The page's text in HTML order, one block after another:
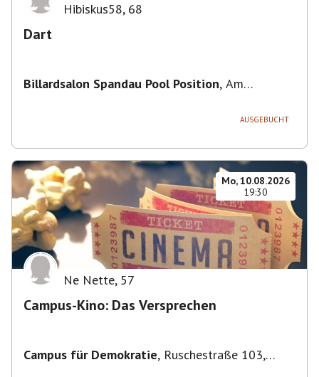
Hibiskus58, 68
Dart
Billardsalon Spandau Pool Position, Am
AUSGEBUCHT
Mo, 10.08.2026
19:30
Ne Nette, 57
Campus-Kino: Das Versprechen
Campus für Demokratie, Ruschestraße 103,